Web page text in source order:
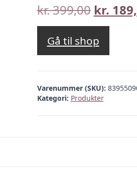
kr.399,00 Den
pris
var:
kr.
kr.
Gå til shop
Varenummer (SKU):
Kategori: Produkter